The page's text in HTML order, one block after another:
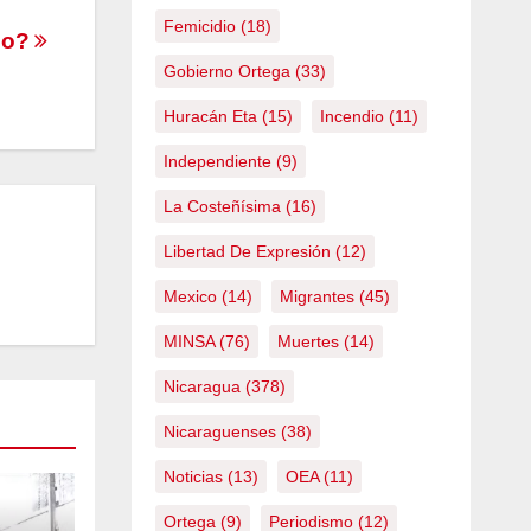
Femicidio(18)
Gobierno Ortega (33)
Huracán Eta (15) Incendio(11)
Independiente(9)
La Costeñísima (16)
Libertad De Expresión (12)
Mexico(14) Migrantes(45)
MINSA(76) Muertes(14)
Nicaragua (378)
Nicaraguenses(38)
Noticias(13) OEA(11)
Ortega (9) Periodismo(12)